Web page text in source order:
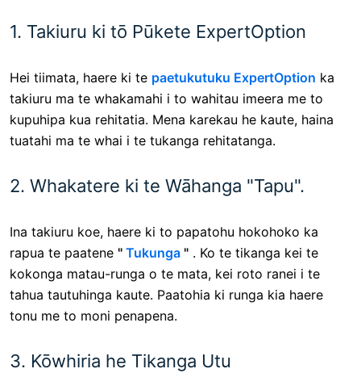
1. Takiuru ki tō Pūkete ExpertOption
Hei tiimata, haere ki te paetukutuku ExpertOption ka
takiuru ma te whakamahi i to wahitau imeera me to
kupuhipa kua rehitatia. Mena karekau he kaute, haina
tuatahi ma te whai i te tukanga rehitatanga.
2. Whakatere ki te Wāhanga "Tapu".
Ina takiuru koe, haere ki to papatohu hokohoko ka
rapua te paatene " Tukunga " . Ko te tikanga kei te
kokonga matau-runga o te mata, kei roto ranei i te
tahua tautuhinga kaute. Paatohia ki runga kia haere
tonu me to moni penapena.
3. Kōwhiria he Tikanga Utu